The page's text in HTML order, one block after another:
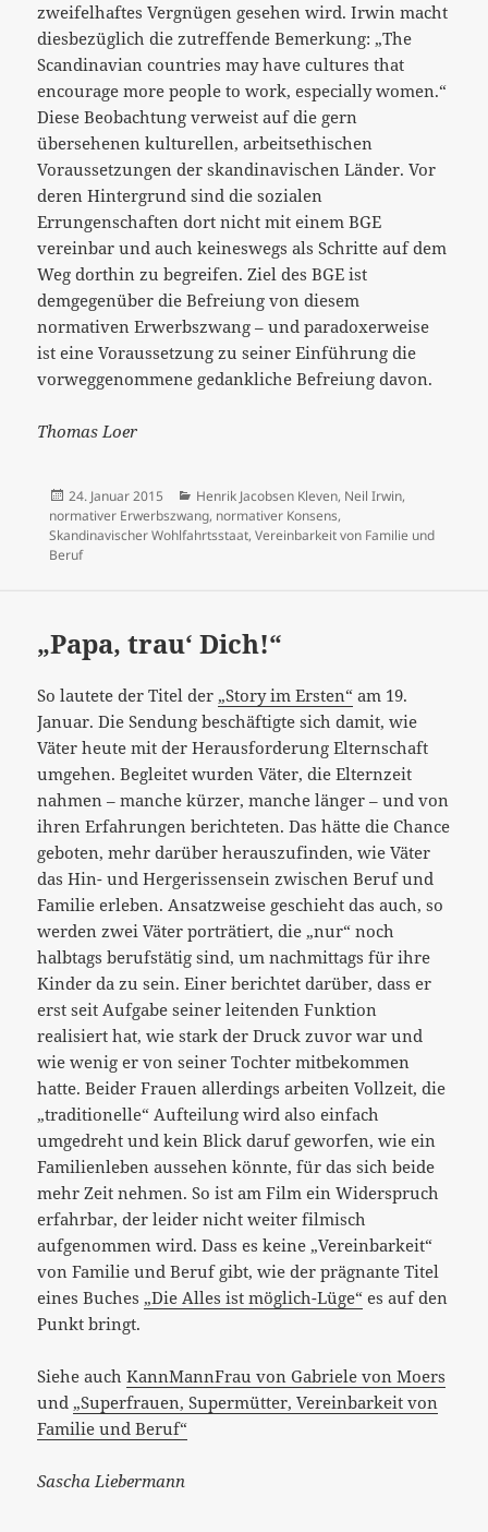
zweifelhaftes Vergnügen gesehen wird. Irwin macht
diesbezüglich die zutreffende Bemerkung: „The
Scandinavian countries may have cultures that
encourage more people to work, especially women.“
Diese Beobachtung verweist auf die gern
übersehenen kulturellen, arbeitsethischen
Voraussetzungen der skandinavischen Länder. Vor
deren Hintergrund sind die sozialen
Errungenschaften dort nicht mit einem BGE
vereinbar und auch keineswegs als Schritte auf dem
Weg dorthin zu begreifen. Ziel des BGE ist
demgegenüber die Befreiung von diesem
normativen Erwerbszwang – und paradoxerweise
ist eine Voraussetzung zu seiner Einführung die
vorweggenommene gedankliche Befreiung davon.
Thomas Loer
Veröffentlicht
am
24. Januar 2015 Kategorien
Henrik Jacobsen Kleven, Neil Irwin,
normativer Erwerbszwang, normativer Konsens,
Skandinavischer Wohlfahrtsstaat, Vereinbarkeit von Familie und
Beruf
„Papa, trau‘ Dich!“
So lautete der Titel der „Story im Ersten“ am 19.
Januar. Die Sendung beschäftigte sich damit, wie
Väter heute mit der Herausforderung Elternschaft
umgehen. Begleitet wurden Väter, die Elternzeit
nahmen – manche kürzer, manche länger – und von
ihren Erfahrungen berichteten. Das hätte die Chance
geboten, mehr darüber herauszufinden, wie Väter
das Hin- und Hergerissensein zwischen Beruf und
Familie erleben. Ansatzweise geschieht das auch, so
werden zwei Väter porträtiert, die „nur“ noch
halbtags berufstätig sind, um nachmittags für ihre
Kinder da zu sein. Einer berichtet darüber, dass er
erst seit Aufgabe seiner leitenden Funktion
realisiert hat, wie stark der Druck zuvor war und
wie wenig er von seiner Tochter mitbekommen
hatte. Beider Frauen allerdings arbeiten Vollzeit, die
„traditionelle“ Aufteilung wird also einfach
umgedreht und kein Blick daruf geworfen, wie ein
Familienleben aussehen könnte, für das sich beide
mehr Zeit nehmen. So ist am Film ein Widerspruch
erfahrbar, der leider nicht weiter filmisch
aufgenommen wird. Dass es keine „Vereinbarkeit“
von Familie und Beruf gibt, wie der prägnante Titel
eines Buches „Die Alles ist möglich-Lüge“ es auf den
Punkt bringt.
Siehe auchKannMannFrau von Gabriele von Moers
und „Superfrauen, Supermütter, Vereinbarkeit von
Familie und Beruf“
Sascha Liebermann